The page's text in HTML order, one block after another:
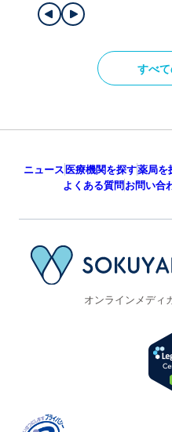
すべ
ニュース医療機関を探す薬局を
よくある質問お問い合
オンラインメディ